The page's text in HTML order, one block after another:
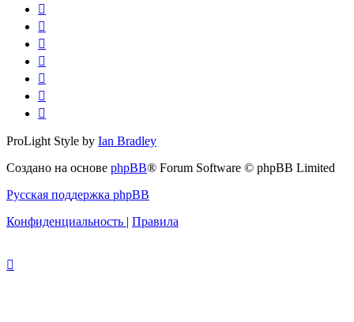
ProLight Style by Ian Bradley
Создано на основе phpBB® Forum Software © phpBB Limited
Русская поддержка phpBB
Конфиденциальность | Правила